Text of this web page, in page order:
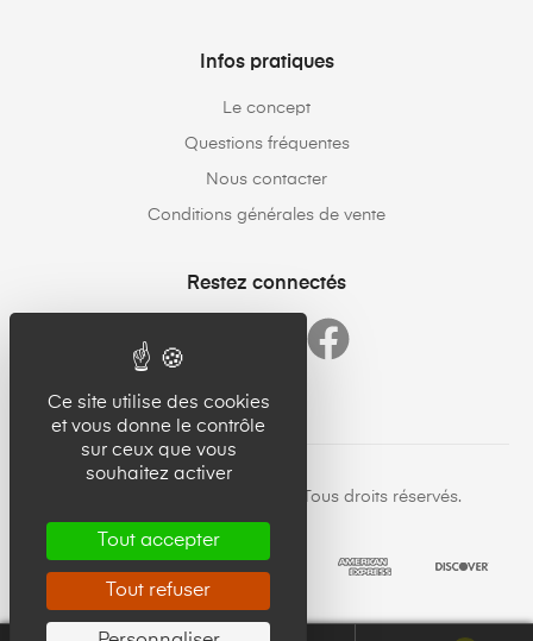
Infos pratiques
Le concept
Questions fréquentes
Nous contacter
Conditions générales de vente
Restez connectés
Copyright © 23forgood.com. Tous droits réservés.
Ce site utilise des cookies
et vous donne le contrôle
sur ceux que vous
souhaitez activer
Tout accepter
Tout refuser